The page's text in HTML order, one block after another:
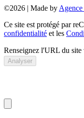
©2026 | Made by
Ce site est protégé par
confidentialité et les
Renseignez l'URL du site
Analyser